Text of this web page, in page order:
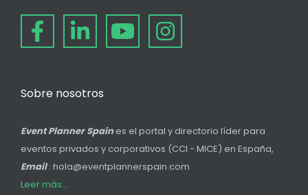
Sobre nosotros
Event Planner Spain es el portal y directorio líder para
eventos privados y corporativos (CCI - MICE) en España,
Email: hola@eventplannerspain.com
Leer más...